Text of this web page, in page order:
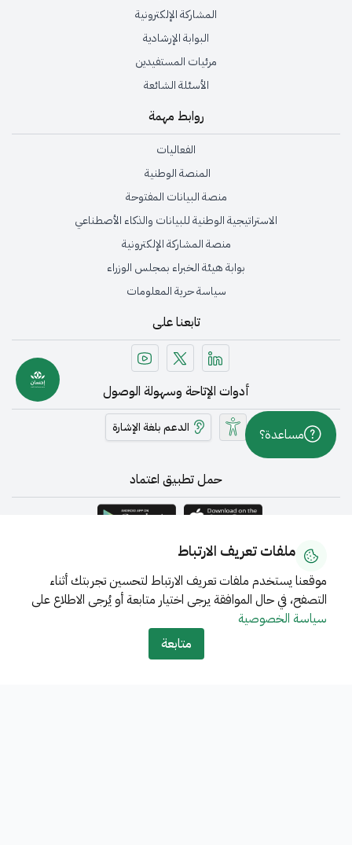
ملفات تعريف الارتباط
موقعنا يستخدم ملفات تعريف الارتباط لتحسين تجربتك أثناء
التصفح، في حال الموافقة يرجى اختيار متابعة أو يُرجى الاطلاع على
سياسة الخصوصية
متابعة
المشاركة الإلكترونية
البوابة الإرشادية
مرئيات المستفيدين
الأسئلة الشائعة
روابط مهمة
الفعاليات
المنصة الوطنية
منصة البيانات المفتوحة
الاستراتيجية الوطنية للبيانات والذكاء الأصطناعي
منصة المشاركة الإلكترونية
بوابة هيئة الخبراء بمجلس الوزراء
سياسة حرية المعلومات
تابعنا على
أدوات الإتاحة وسهولة الوصول
الدعم بلغة الإشارة
حمل تطبيق اعتماد
بحاجة لمساعدة؟ إتصل على 19990 اتصل بنا خريطة الموقع
والأحكام
سياسة الخصوصية
جميع الحقوق محفوظة © 2026 - المركز الوطني لنظم الموارد الحكومية -
المملكة العربية السعودية
مساعدة؟